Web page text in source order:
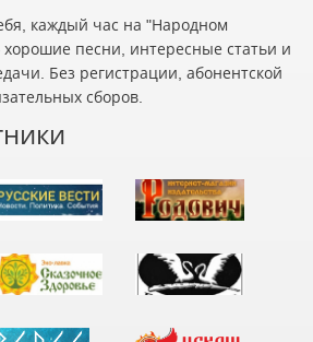
каждый час на "Народном
песни, интересные статьи и
Без регистрации, абонентской
сборов.